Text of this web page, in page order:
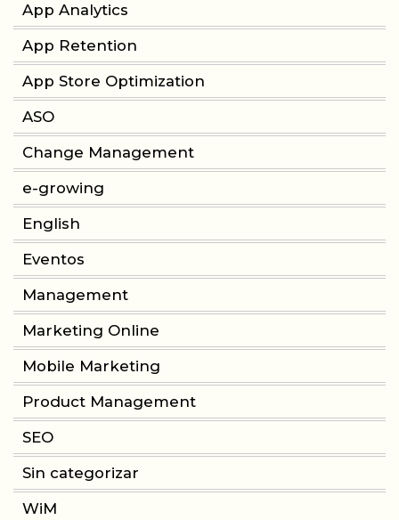
PRODUCT MANAGEMENT
App Analytics
App Retention
App Store Optimization
ASO
Change Management
e-growing
English
Eventos
Management
Marketing Online
Mobile Marketing
Product Management
SEO
Sin categorizar
WiM